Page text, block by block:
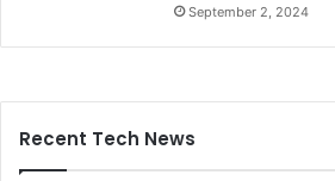
September 2, 2024
Recent Tech News